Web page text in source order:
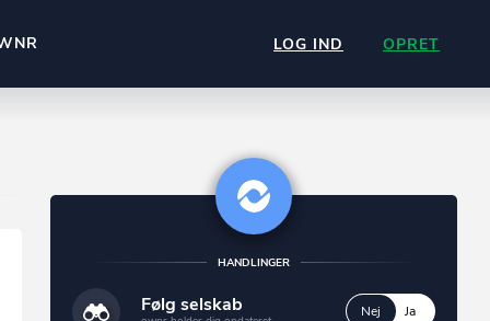
LOG IND OPRET
HANDLINGER
Følg selskab Nej Ja